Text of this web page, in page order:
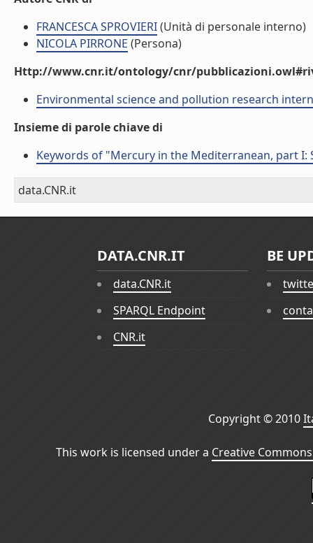
FRANCESCA SPROVIERI(Unità di personale interno)
NICOLA PIRRONE (Persona)
Http://www.cnr.it/ontology/cnr/
Environmental science and pollution research
Insieme di parole chiave di
Keywords of "Mercury in the Mediterranean, part
data.CNR.it
DATA.CNR.IT
data.CNR.it
SPARQL Endpoint
CNR.it
BE
Copyright © 2010
This work is licensed under a Creative